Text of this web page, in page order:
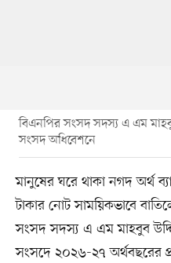
বিএনপির সংসদ সদস্য এ এম
সংসদ অধিবেশনে
মানুষের ঘরে থাকা নগদ অর্থ
টাকার নোট সাময়িকভাবে
সংসদ সদস্য এ এম মাহবুব
সংসদে ২০২৬-২৭ অর্থবছরের